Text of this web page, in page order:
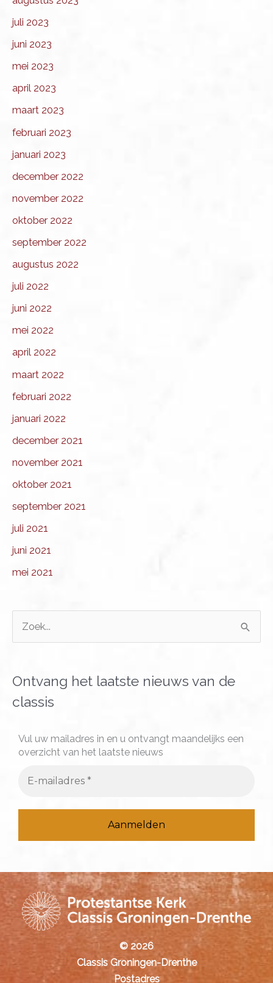
juli 2023
juni 2023
mei 2023
april 2023
maart 2023
februari 2023
januari 2023
december 2022
november 2022
oktober 2022
september 2022
augustus 2022
juli 2022
juni 2022
mei 2022
april 2022
maart 2022
februari 2022
januari 2022
december 2021
november 2021
oktober 2021
september 2021
juli 2021
juni 2021
mei 2021
k
n
Ontvang het laatste nieuws van de
classis
Vul uw mailadres in en u ontvangt maandelijks een
overzicht van het laatste nieuws
© 2026
Classis Groningen-Drenthe
Postadres